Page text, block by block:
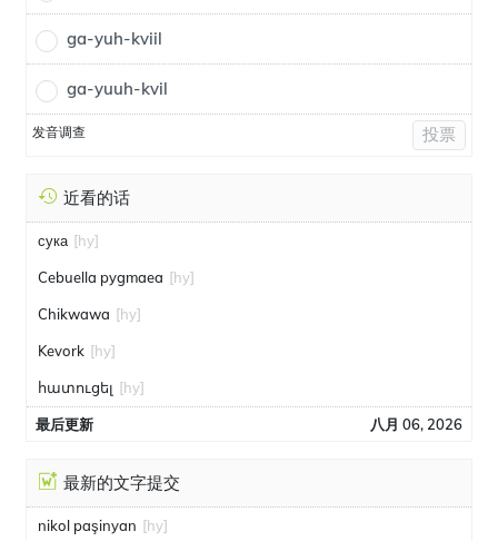
ga-yuh-kviil
ga-yuuh-kvil
发音调查 投票
近看的话
сука [hy]
Cebuella pygmaea [hy]
Chikwawa [hy]
Kevork [hy]
հատուցել [hy]
最后更新 八月 06, 2026
最新的文字提交
nikol paşinyan [hy]